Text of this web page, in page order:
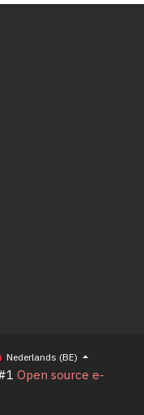
Nederlands (BE)
Open source e-